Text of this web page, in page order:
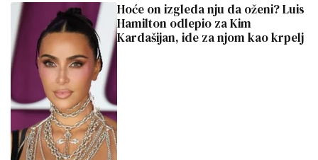
Hoće on izgleda nju da oženi? Luis
Hamilton odlepio za Kim
Kardašijan, ide za njom kao krpelj